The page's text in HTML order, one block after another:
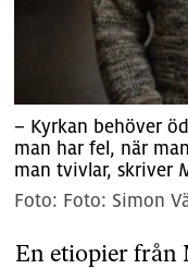
– Kyrkan behöver
man har fel, när
man tvivlar, skriver
Foto: Simon
En etiopier från